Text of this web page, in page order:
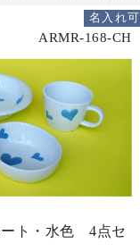
ARMR-168-CH
名入れ可
ト・水色 4点セ